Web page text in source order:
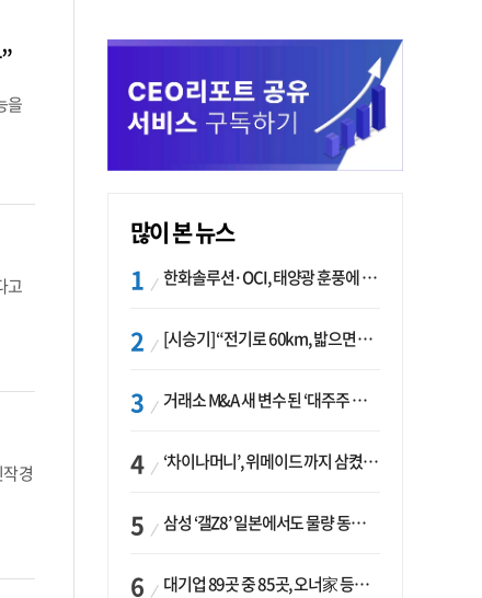
을
고
경
많이 본 뉴스
한화솔루션·OCI, 태양광 훈풍에 실적 개선…美 ‘섹션232’ 최대 변수
[시승기] “전기로 60km, 밟으면 462마력”…볼보 XC60 T8의 두 얼굴
거래소 M&A 새 변수 된 ‘대주주 심사’…네이버·두나무 결합도 영향권
‘차이나머니’, 위메이드 까지 삼켰다… K콘텐츠, 글로벌 확장에도 中 투자 ‘경계령’
삼성 ‘갤Z8’ 일본에서도 물량 동났다…애플 참전 앞두고 선두 수성 ‘시험대’
대기업 89곳 중 85곳, 오너家 등기임원 겸직…BS 46곳·SM 45곳 ‘족벌경영’ 고착화